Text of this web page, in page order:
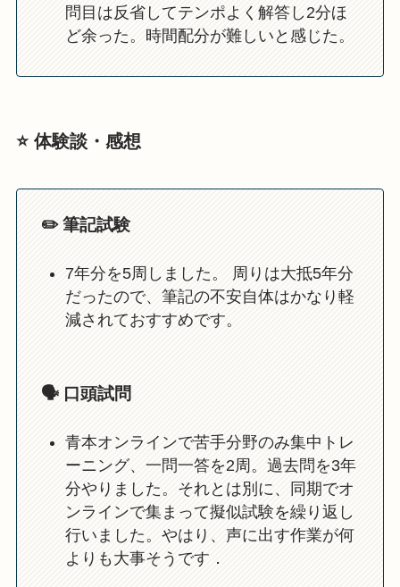
問目は反省してテンポよく解答し2分ほ
ど余った。時間配分が難しいと感じた。
⭐️ 体験談・感想
✏️ 筆記試験
7年分を5周しました。 周りは大抵5年分
だったので、筆記の不安自体はかなり軽
減されておすすめです。
🗣️ 口頭試問
青本オンラインで苦手分野のみ集中トレ
ーニング、一問一答を2周。過去問を3年
分やりました。それとは別に、同期でオ
ンラインで集まって擬似試験を繰り返し
行いました。やはり、声に出す作業が何
よりも大事そうです．